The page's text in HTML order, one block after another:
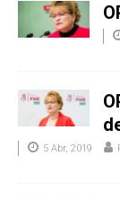
5 Abr, 2019